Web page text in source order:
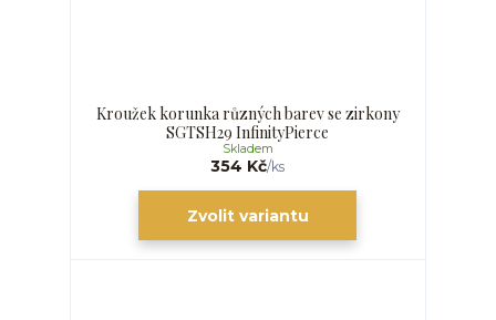
Kroužek korunka různých barev se zirkony
SGTSH29 InfinityPierce
354 Kč/ks
Skladem
Zvolit variantu